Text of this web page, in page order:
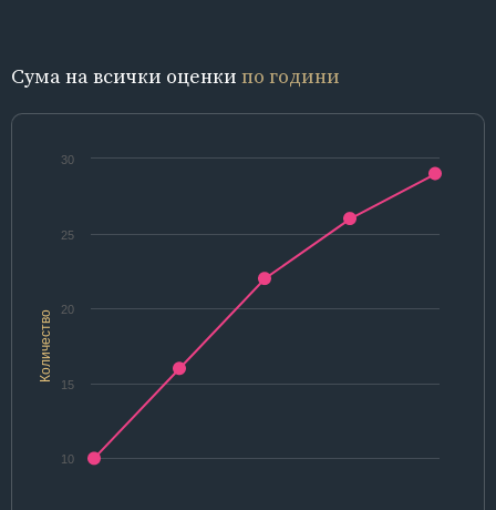
Сума на всички оценки по години
Количество
10
15
20
25
30